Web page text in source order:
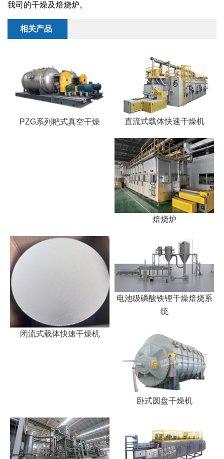
我司的干燥及焙烧炉。
相关产品
PZG系列耙式真空干燥 直流式载体快速干燥机
焙烧炉
闭流式载体快速干燥机
电池级磷酸铁锂干燥焙烧系
统
卧式圆盘干燥机